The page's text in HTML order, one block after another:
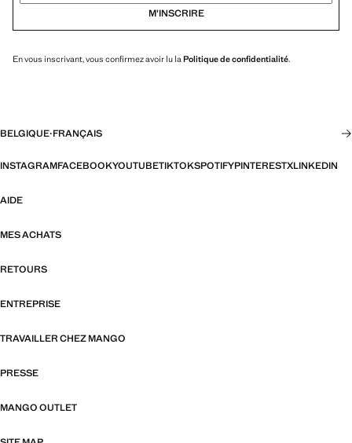
M’INSCRIRE
En vous inscrivant, vous confirmez avoir lu la Politique de confidentialité.
BELGIQUE·FRANÇAIS
INSTAGRAMFACEBOOKYOUTUBETIKTOKSPOTIFYPINTERESTXLINKEDIN
AIDE
MES ACHATS
RETOURS
ENTREPRISE
TRAVAILLER CHEZ MANGO
PRESSE
MANGO OUTLET